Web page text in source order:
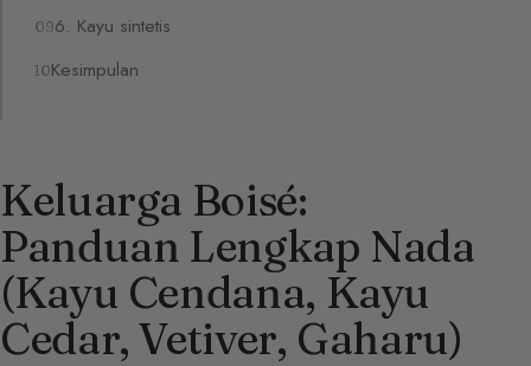
6. Kayu sintetis
Kesimpulan
Keluarga Boisé:
Panduan Lengkap Nada
(Kayu Cendana, Kayu
Cedar, Vetiver, Gaharu)